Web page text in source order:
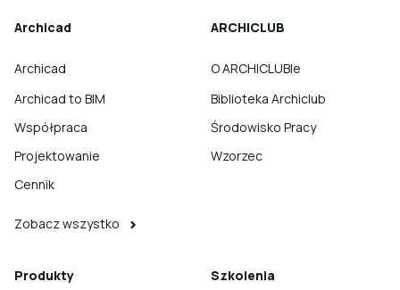
Archicad
Archicad
Archicad to BIM
Współpraca
Projektowanie
Cennik
Zobacz wszystko
ARCHICLUB
O ARCHICLUBIe
Biblioteka Archiclub
Środowisko Pracy
Wzorzec
Produkty Szkolenia